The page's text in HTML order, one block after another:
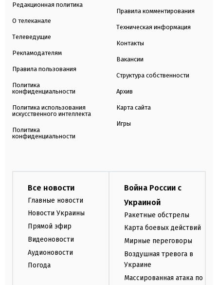
Редакционная политика
О телеканале
Телеведущие
Рекламодателям
Правила пользования
Политика
конфиденциальности
Политика использования
искусственного интеллекта
Политика
конфиденциальности
Правила комментирования
Техническая информация
Контакты
Вакансии
Структура собственности
Архив
Карта сайта
Игры
Все новости
Главные новости
Новости Украины
Прямой эфир
Видеоновости
Аудионовости
Погода
Война России с
Украиной
Ракетные обстрелы
Карта боевых действий
Мирные переговоры
Воздушная тревога в
Украине
Массированная атака по